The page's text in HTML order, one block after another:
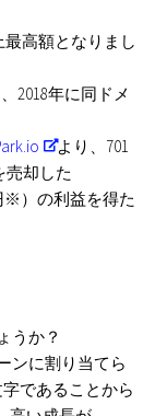
最高額となりまし
2018年に同ドメ
より、701
売却した
※）の利益を得た
うか？
ンに割り当てら
字であることから